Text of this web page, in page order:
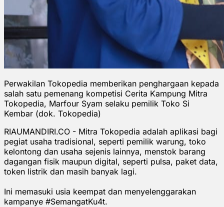
Perwakilan Tokopedia memberikan penghargaan kepada
salah satu pemenang kompetisi Cerita Kampung Mitra
Tokopedia, Marfour Syam selaku pemilik Toko Si
Kembar (dok. Tokopedia)
RIAUMANDIRI.CO - Mitra Tokopedia adalah aplikasi bagi
pegiat usaha tradisional, seperti pemilik warung, toko
kelontong dan usaha sejenis lainnya, menstok barang
dagangan fisik maupun digital, seperti pulsa, paket data,
token listrik dan masih banyak lagi.
Ini memasuki usia keempat dan menyelenggarakan
kampanye #SemangatKu4t.